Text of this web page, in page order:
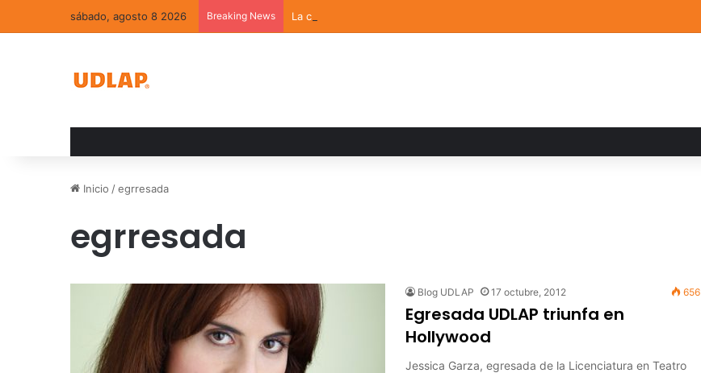
sábado, agosto 8 2026 Breaking News La convivencia familiar marca el cierre del Curso de Verano de Escuelas Aztecas
Inicio /egrresada
egrresada
Blog UDLAP 17 octubre, 2012 656
Egresada UDLAP triunfa en
Hollywood
Jessica Garza, egresada de la Licenciatura en Teatro